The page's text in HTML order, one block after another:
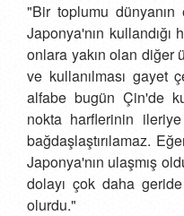
"Bir toplumu
Japonya'nın kullandığı
onlara yakın olan diğer
ve kullanılması gayet
alfabe bugün Çin'de
nokta harflerinin
bağdaşlaştırılamaz.
Japonya'nın ulaşmış
dolayı çok daha
olurdu."